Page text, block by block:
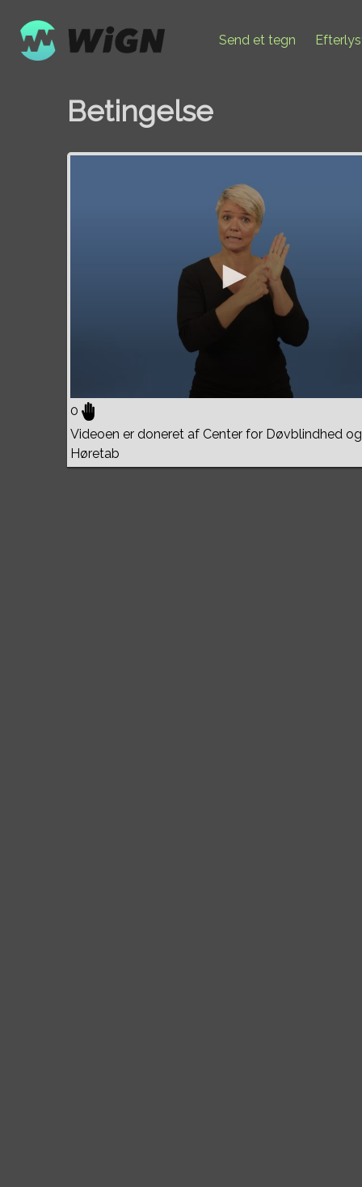
Send et tegn
Betingelse
0
Videoen er doneret af Center for Døvblindhed og
Høretab